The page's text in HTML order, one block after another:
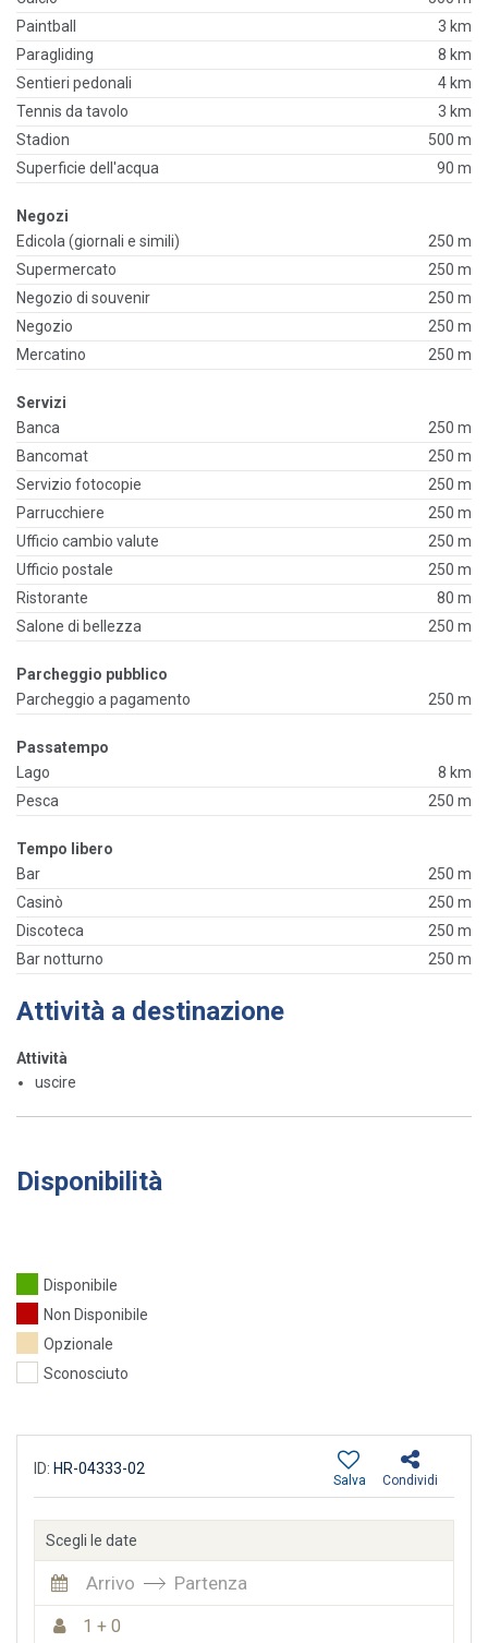
Paintball
3 km
Paragliding
8 km
Sentieri pedonali
4 km
Tennis da tavolo
3 km
Stadion
500 m
Superficie dell'acqua
90 m
Negozi
Edicola (giornali e simili)
250 m
Supermercato
250 m
Negozio di souvenir
250 m
Negozio
250 m
Mercatino
250 m
Servizi
Banca
250 m
Bancomat
250 m
Servizio fotocopie
250 m
Parrucchiere
250 m
Ufficio cambio valute
250 m
Ufficio postale
250 m
Ristorante
80 m
Salone di bellezza
250 m
Parcheggio pubblico
Parcheggio a pagamento
250 m
Passatempo
Lago
8 km
Pesca
250 m
Tempo libero
Bar
250 m
Casinò
250 m
Discoteca
250 m
Bar notturno
250 m
Attività a destinazione
Attività
uscire
Disponibilità
Disponibile
Non Disponibile
Opzionale
Sconosciuto
ID: HR-04333-02
Condividi
Salva
Scegli le date
Arrivo Partenza
1 + 0